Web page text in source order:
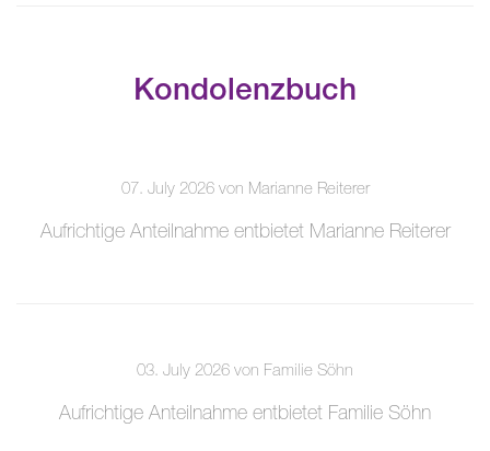
Kondolenzbuch
07. July 2026 von Marianne Reiterer
Aufrichtige Anteilnahme entbietet Marianne Reiterer
03. July 2026 von Familie Söhn
Aufrichtige Anteilnahme entbietet Familie Söhn